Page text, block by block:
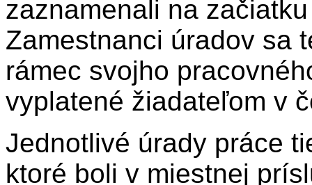
zaznamenali na
Zamestnanci úradov sa
rámec svojho
vyplatené žiadateľom v
Jednotlivé úrady práce
ktoré boli v miestnej